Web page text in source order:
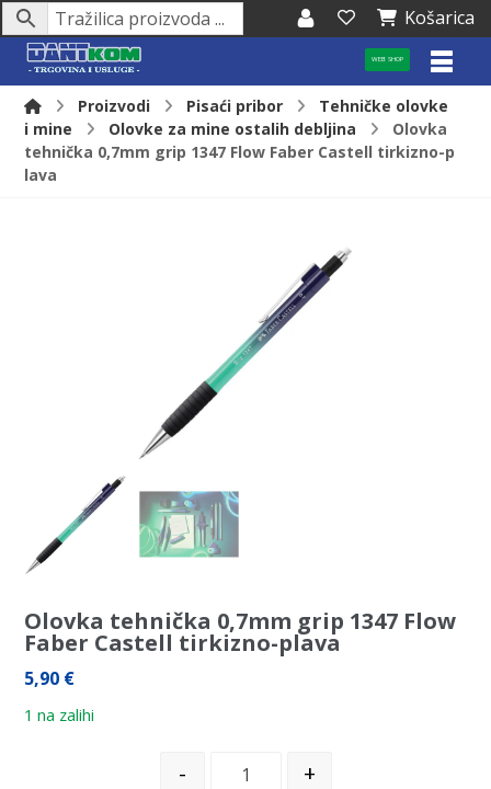
Košarica
WEB SHOP
Proizvodi Pisaći pribor
Tehničke olovke
i mine
Olovke za mine ostalih debljina
Olovka
tehnička 0,7mm grip 1347 Flow Faber Castell tirkizno-p
lava
Olovka tehnička 0,7mm grip 1347 Flow
Faber Castell tirkizno-plava
5,90 €
1 na zalihi
- +